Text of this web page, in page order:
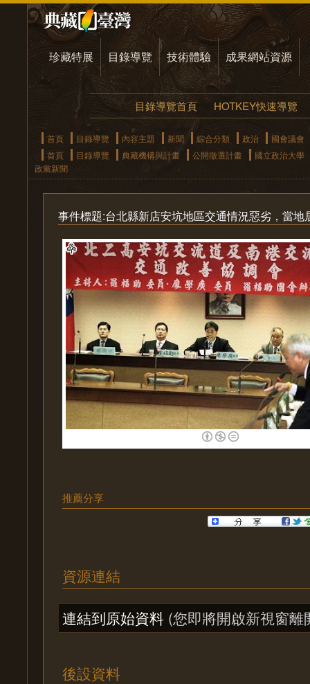
珍藏特展 目錄導覽 技術體驗 成果網站資源
目錄導覽首頁 HOTKEY快速導覽
首頁 目錄導覽 內容主題 新聞 綜合分類 政治
國會議會
首頁
目錄導覽 典藏機構與計畫 公開徵選計畫
國立政治大學
政黨新聞
事件標題:台北縣新店安坑地區交通情況惡劣，當地
推薦分享
資源連結
連結到原始資料 (您即將開啟新視窗離
後設資料